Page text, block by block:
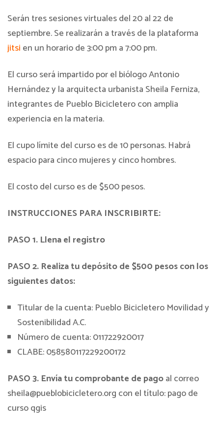
Serán tres sesiones virtuales del 20 al 22 de
septiembre. Se realizarán a través de la plataforma
jitsi en un horario de 3:00 pm a 7:00 pm.
El curso será impartido por el biólogo Antonio
Hernández y la arquitecta urbanista Sheila Ferniza,
integrantes de Pueblo Bicicletero con amplia
experiencia en la materia.
El cupo límite del curso es de 10 personas. Habrá
espacio para cinco mujeres y cinco hombres.
El costo del curso es de $500 pesos.
INSTRUCCIONES PARA INSCRIBIRTE:
PASO 1. Llena el registro
PASO 2. Realiza tu depósito de $500 pesos con los
siguientes datos:
Titular de la cuenta: Pueblo Bicicletero Movilidad y
Sostenibilidad A.C.
Número de cuenta: 011722920017
CLABE: 058580117229200172
PASO 3. Envía tu comprobante de pagoal correo
sheila@pueblobicicletero.org con el título: pago de
curso qgis